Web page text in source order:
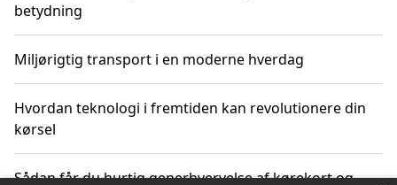
betydning
Miljørigtig transport i en moderne hverdag
Hvordan teknologi i fremtiden kan revolutionere din
kørsel
Sådan får du hurtig generhvervelse af kørekort og